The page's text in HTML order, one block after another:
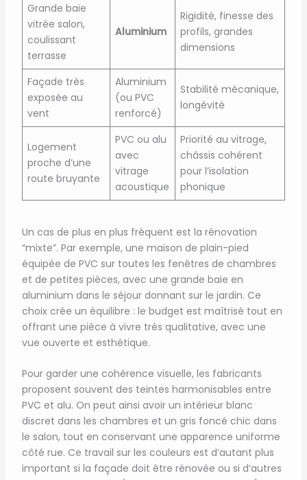
Grande baie
vitrée salon,
coulissant
terrasse
Aluminium
Rigidité, finesse des
profils, grandes
dimensions
Façade très
exposée au
vent
Aluminium
(ou PVC
renforcé)
Stabilité mécanique,
longévité
Logement
proche d’une
route bruyante
PVC ou alu
avec
vitrage
acoustique
Priorité au vitrage,
châssis cohérent
pour l’isolation
phonique
Un cas de plus en plus fréquent est la rénovation
“mixte”. Par exemple, une maison de plain-pied
équipée de PVC sur toutes les fenêtres de chambres
et de petites pièces, avec une grande baie en
aluminium dans le séjour donnant sur le jardin. Ce
choix crée un équilibre : le budget est maîtrisé tout en
offrant une pièce à vivre très qualitative, avec une
vue ouverte et esthétique.
Pour garder une cohérence visuelle, les fabricants
proposent souvent des teintes harmonisables entre
PVC et alu. On peut ainsi avoir un intérieur blanc
discret dans les chambres et un gris foncé chic dans
le salon, tout en conservant une apparence uniforme
côté rue. Ce travail sur les couleurs est d’autant plus
important si la façade doit être rénovée ou si d’autres